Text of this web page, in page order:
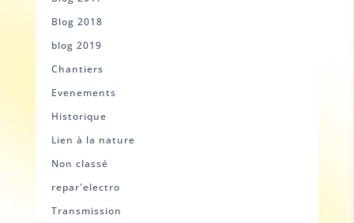
Blog 2018
blog 2019
Chantiers
Evenements
Historique
Lien à la nature
Non classé
repar'electro
Transmission